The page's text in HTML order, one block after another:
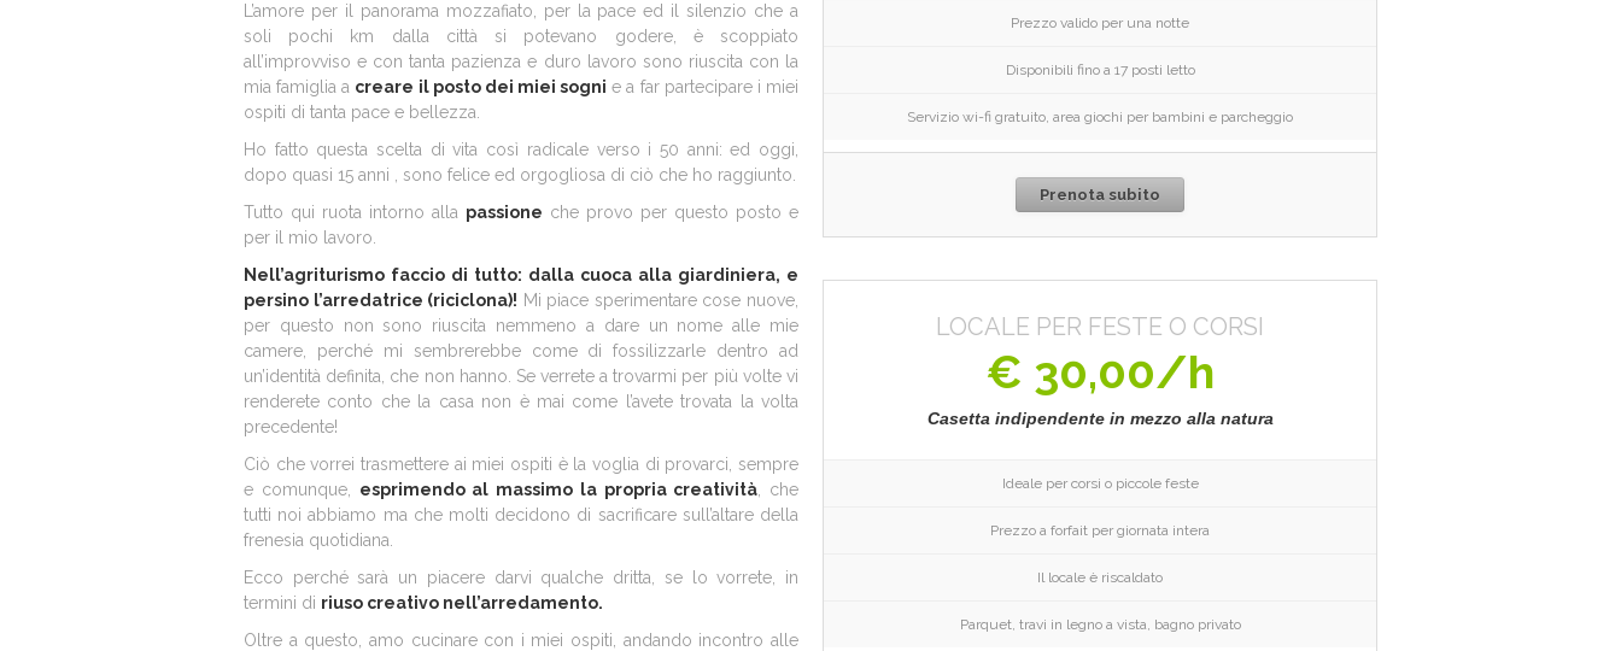
L’amore per il panorama mozzafiato, per la pace ed il silenzio che a
soli pochi km dalla città si potevano godere, è scoppiato
all’improvviso e con tanta pazienza e duro lavoro sono riuscita con la
mia famiglia a creare il posto dei miei sogni e a far partecipare i miei
ospiti di tanta pace e bellezza.
Ho fatto questa scelta di vita così radicale verso i 50 anni: ed oggi,
dopo quasi 15 anni , sono felice ed orgogliosa di ciò che ho raggiunto.
Tutto qui ruota intorno alla passione che provo per questo posto e
per il mio lavoro.
Nell’agriturismo faccio di tutto: dalla cuoca alla giardiniera, e
persino l’arredatrice (riciclona)! Mi piace sperimentare cose nuove,
per questo non sono riuscita nemmeno a dare un nome alle mie
camere, perché mi sembrerebbe come di fossilizzarle dentro ad
un’identità definita, che non hanno. Se verrete a trovarmi per più volte vi
renderete conto che la casa non è mai come l’avete trovata la volta
precedente!
Ciò che vorrei trasmettere ai miei ospiti è la voglia di provarci, sempre
e comunque, esprimendo al massimo la propria creatività , che
tutti noi abbiamo ma che molti decidono di sacrificare sull’altare della
frenesia quotidiana.
Ecco perché sarà un piacere darvi qualche dritta, se lo vorrete, in
termini di riuso creativo nell’arredamento.
Oltre a questo, amo cucinare con i miei ospiti, andando incontro alle
Prezzo valido per una notte
Disponibili fino a 17 posti letto
Servizio wi-fi gratuito, area giochi per bambini e parcheggio
Prenota subito
LOCALE PER FESTE O CORSI
€ 30,00/h
Casetta indipendente in mezzo alla natura
Ideale per corsi o piccole feste
Prezzo a forfait per giornata intera
Il locale è riscaldato
Parquet, travi in legno a vista, bagno privato